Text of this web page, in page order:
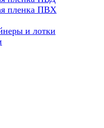
пленка ПВХ
и лотки